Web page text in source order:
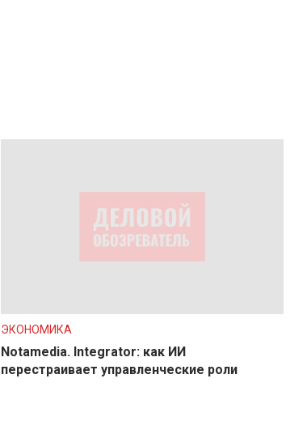
ЭКОНОМИКА
Notamedia. Integrator: как ИИ
перестраивает управленческие роли